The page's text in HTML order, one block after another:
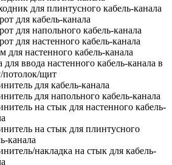
для плинтусного кабель-канала
для кабель-канала
для напольного кабель-канала
для настенного кабель-канала
для настенного кабель-канала
для ввода настенного кабель-канала в
потолок/щит
для кабель-канала
для напольного кабель-канала
на стык для настенного кабель-
на стык для плинтусного
канала
накладка на стык для кабель-